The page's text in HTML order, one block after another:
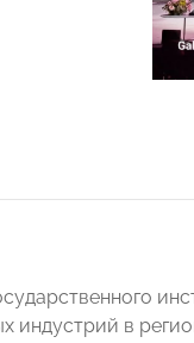
индустрий в